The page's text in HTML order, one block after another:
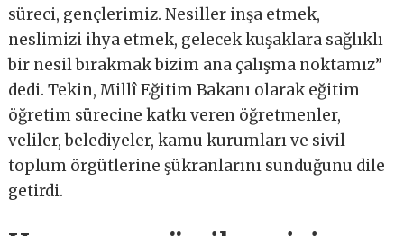
süreci, gençlerimiz. Nesiller inşa etmek,
neslimizi ihya etmek, gelecek kuşaklara sağlıklı
bir nesil bırakmak bizim ana çalışma noktamız”
dedi. Tekin, Millî Eğitim Bakanı olarak eğitim
öğretim sürecine katkı veren öğretmenler,
veliler, belediyeler, kamu kurumları ve sivil
toplum örgütlerine şükranlarını sunduğunu dile
getirdi.